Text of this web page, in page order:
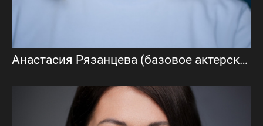
Анастасия Рязанцева (базовое актерское портфолио)